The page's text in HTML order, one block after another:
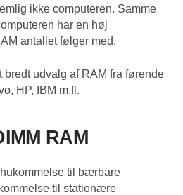
ikke computeren. Samme
har en høj
antallet følger med.
bredt udvalg af RAM fra førende
HP, IBM m.fl.
RAM
til bærbare
til stationære